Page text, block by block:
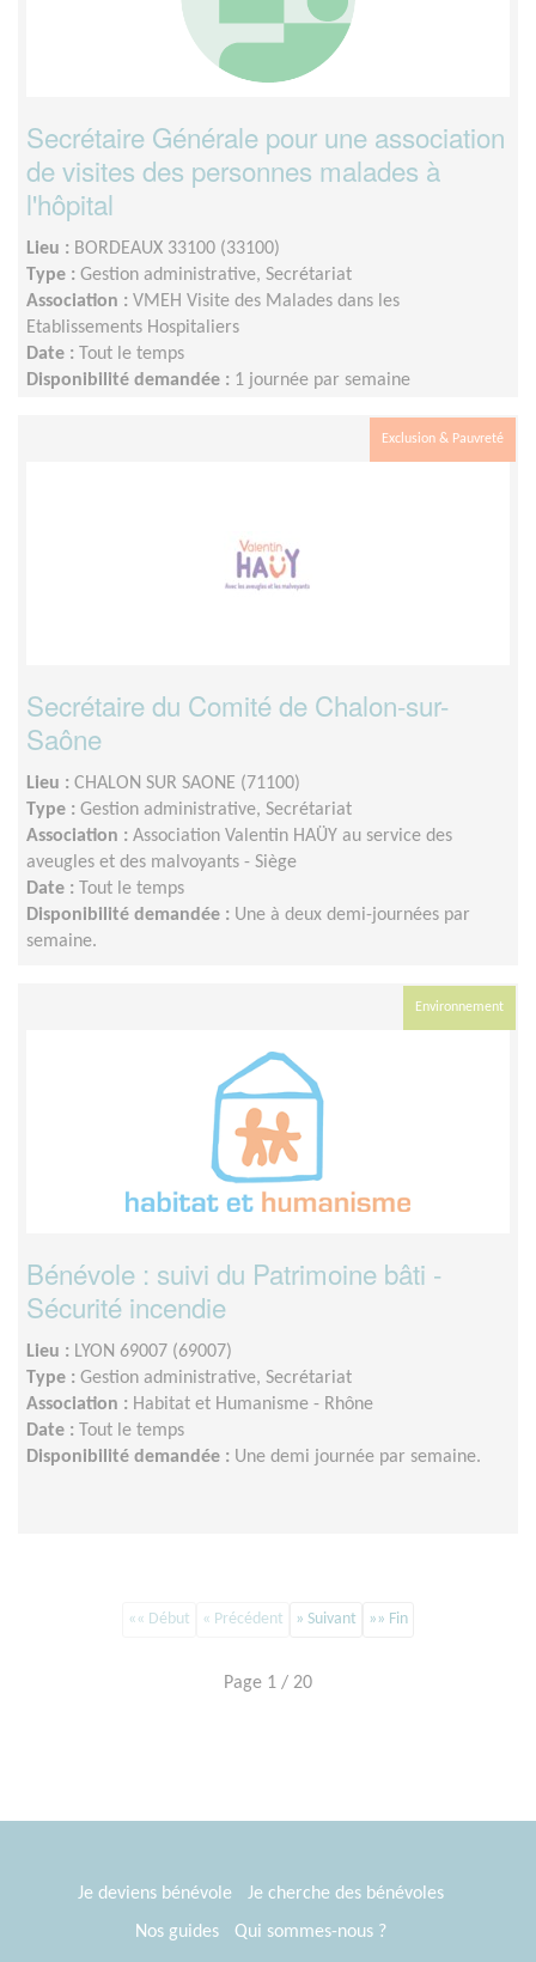
Secrétaire Générale pour une association
de visites des personnes malades à
l'hôpital
Lieu : BORDEAUX 33100 (33100)
Type : Gestion administrative, Secrétariat
Association : VMEH Visite des Malades dans les
Etablissements Hospitaliers
Date : Tout le temps
Disponibilité demandée : 1 journée par semaine
Exclusion & Pauvreté
Secrétaire du Comité de Chalon-sur-
Saône
Lieu : CHALON SUR SAONE (71100)
Type : Gestion administrative, Secrétariat
Association : Association Valentin HAÜY au service des
aveugles et des malvoyants - Siège
Date : Tout le temps
Disponibilité demandée : Une à deux demi-journées par
semaine.
Environnement
Bénévole : suivi du Patrimoine bâti -
Sécurité incendie
Lieu : LYON 69007 (69007)
Type : Gestion administrative, Secrétariat
Association : Habitat et Humanisme - Rhône
Date : Tout le temps
Disponibilité demandée : Une demi journée par semaine.
«« Début « Précédent » Suivant »» Fin
Page 1 / 20
Je deviens bénévole
Je cherche des bénévoles
Nos guides
Qui sommes-nous ?